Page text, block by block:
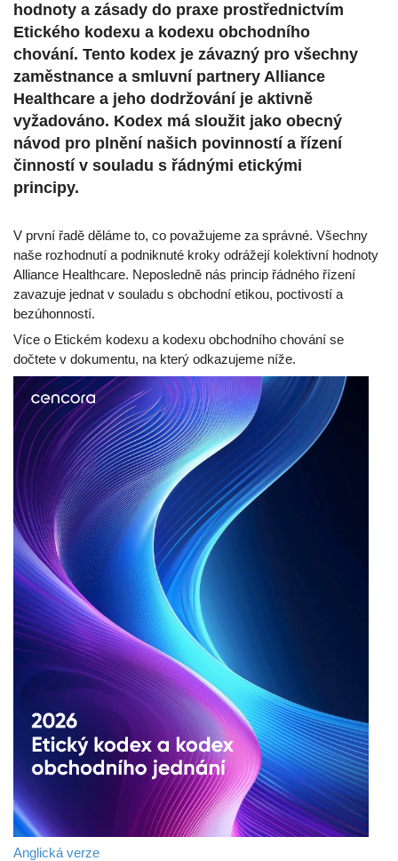
hodnoty a zásady do praxe prostřednictvím
Etického kodexu a kodexu obchodního
chování. Tento kodex je závazný pro všechny
zaměstnance a smluvní partnery Alliance
Healthcare a jeho dodržování je aktivně
vyžadováno. Kodex má sloužit jako obecný
návod pro plnění našich povinností a řízení
činností v souladu s řádnými etickými
principy.
V první řadě děláme to, co považujeme za správné. Všechny
naše rozhodnutí a podniknuté kroky odrážejí kolektivní hodnoty
Alliance Healthcare. Neposledně nás princip řádného řízení
zavazuje jednat v souladu s obchodní etikou, poctivostí a
bezúhonností.
Více o Etickém kodexu a kodexu obchodního chování se
dočtete v dokumentu, na který odkazujeme níže.
Anglická verze